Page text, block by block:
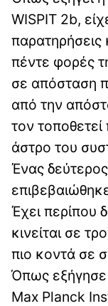
WISPIT 2b,
παρατηρήσεις
πέντε φορές
σε απόσταση
από την
τον
άστρο του
Ένας
Έχει περίπου
κινείται σε
πιο κοντά σε
Όπως
Max Planck